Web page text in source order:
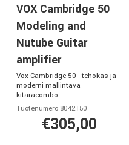
VOX Cambridge 50
Modeling and
Nutube Guitar
amplifier
Vox Cambridge 50 - tehokas ja
moderni mallintava
kitaracombo.
Tuotenumero 8042150
€305,00